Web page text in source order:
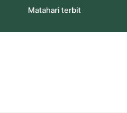
Matahari terbit